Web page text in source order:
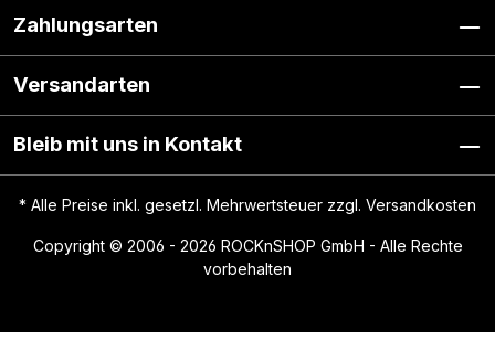
Zahlungsarten
Versandarten
Bleib mit uns in Kontakt
* Alle Preise inkl. gesetzl. Mehrwertsteuer zzgl. Versandkosten
Copyright © 2006 - 2026 ROCKnSHOP GmbH - Alle Rechte
vorbehalten